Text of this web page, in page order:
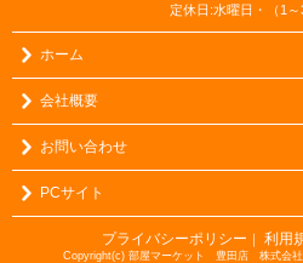
定休日:水曜日・（1～
ホーム
会社概要
お問い合わせ
PCサイト
プライバシーポリシー ｜ 利用
Copyright(c) 部屋マーケット 豊田店 株式会社